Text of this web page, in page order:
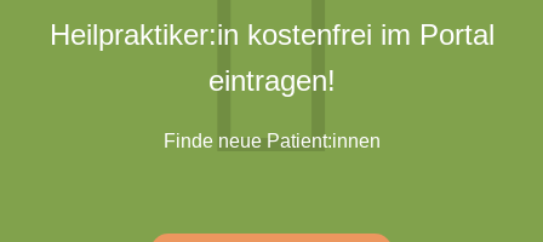
Heilpraktiker:in kostenfrei im Portal
eintragen!
Finde neue Patient:innen